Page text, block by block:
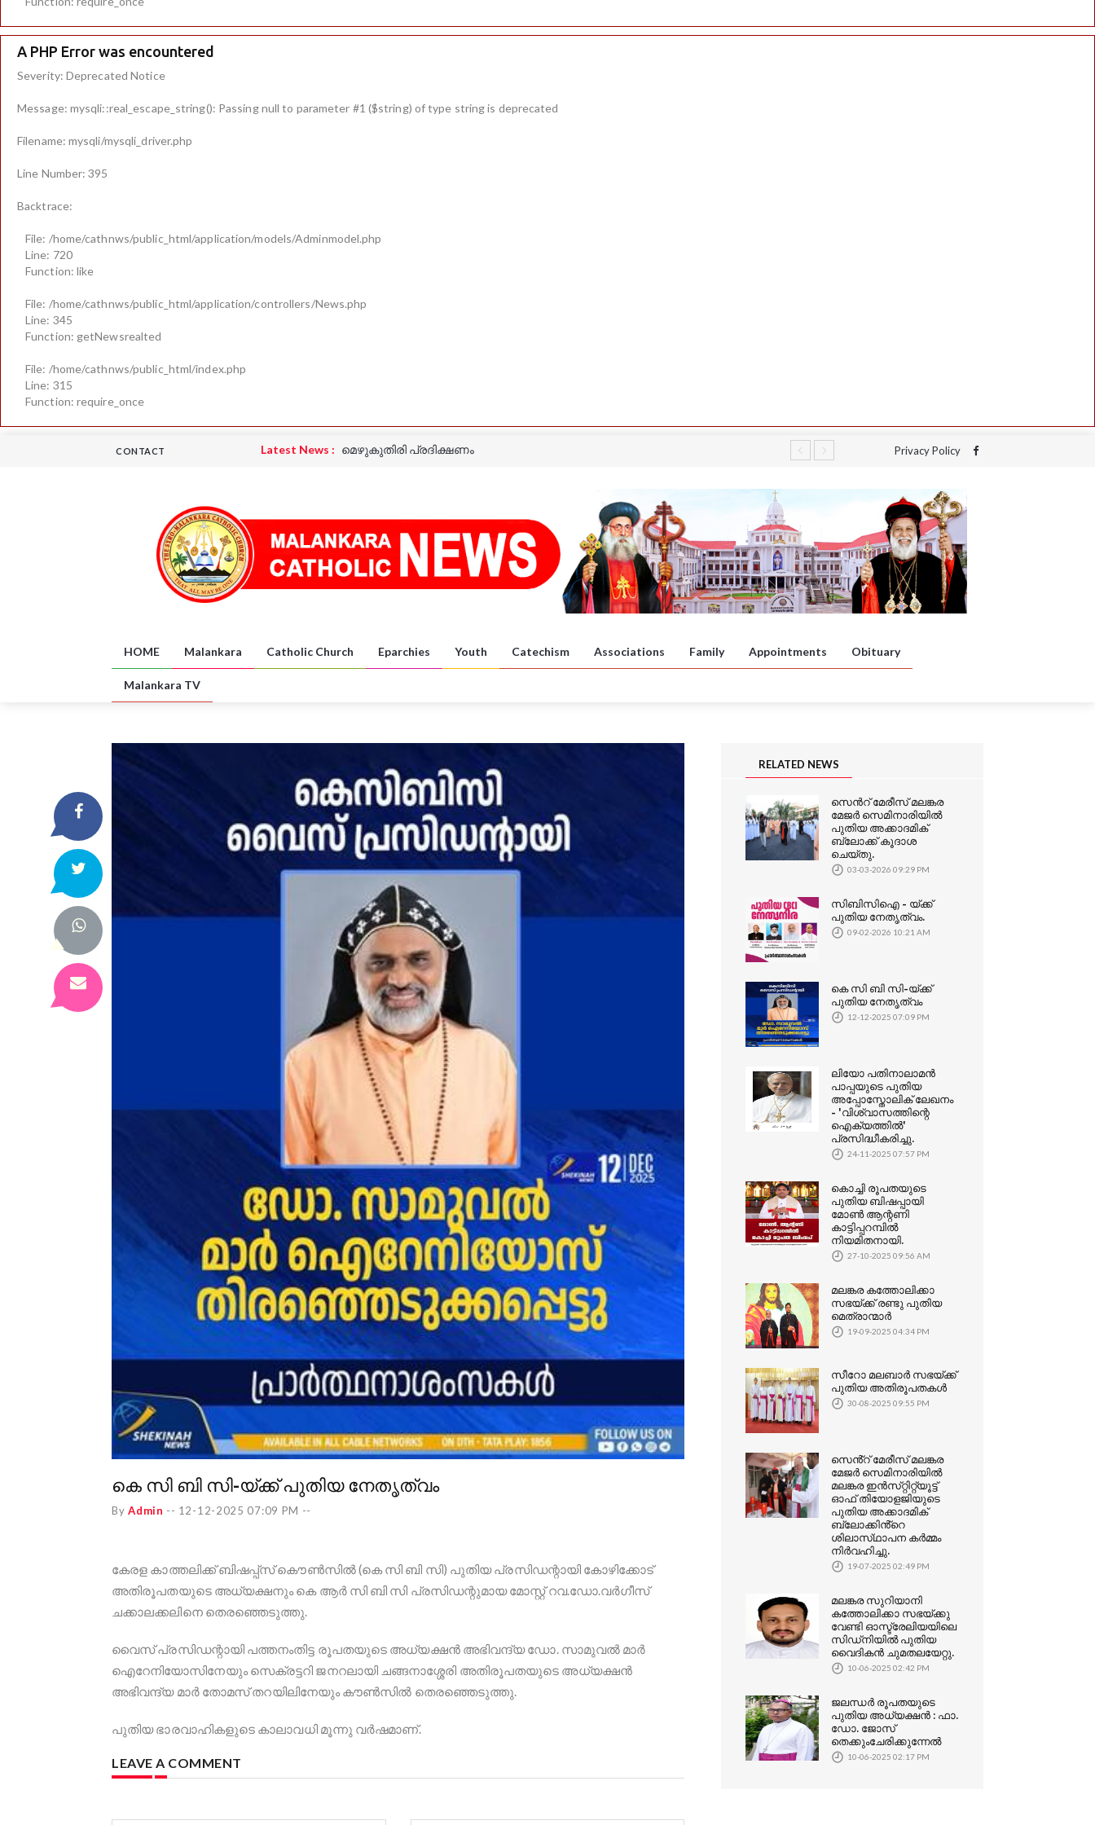
A PHP Error was encountered
Severity: Deprecated Notice
Message: mysqli::real_escape_string(): Passing null to parameter #1 ($string) of type string is deprecated
Filename: mysqli/mysqli_driver.php
Line Number: 395
Backtrace:
File: /home/cathnws/public_html/application/models/Adminmodel.php
Line: 720
Function: like
File: /home/cathnws/public_html/application/controllers/News.php
Line: 345
Function: getNewsrealted
File: /home/cathnws/public_html/index.php
Line: 315
Function: require_once
CONTACT Latest News : മെഴുകുതിരി പ്രദിക്ഷണം
ധന്യൻ മാർ ഈവാനിയോസ് പിതാവിന്റെ ഓർമ്മപ്പെരുന്നാൾ
Latest News : ധന്യൻ മാർ ഇവാനിയോസ് പിതാവിന്റെ 73 നാമത് ഓർമ്മപ്പെരുന്നാൾ
Privacy Policy
HOME Malankara Catholic Church Eparchies Youth Catechism Associations Family Appointments Obituary
Malankara TV
കെ സി ബി സി-യ്ക്ക് പുതിയ നേതൃത്വം
ByAdmin -- 12-12-2025 07:09 PM --
കേരള കാത്തലിക്ക് ബിഷപ്പ്സ് കൌൺസിൽ (കെ സി ബി സി) പുതിയ പ്രസിഡന്റായി കോഴിക്കോട്
അതിരൂപതയുടെ അധ്യക്ഷനും കെ ആർ സി ബി സി പ്രസിഡന്റുമായ മോസ്റ്റ് റവ.ഡോ.വർഗീസ്
ചക്കാലക്കലിനെ തെരഞ്ഞെടുത്തു.
വൈസ് പ്രസിഡന്റായി പത്തനംതിട്ട രൂപതയുടെ അധ്യക്ഷൻ അഭിവന്ദ്യ ഡോ. സാമുവൽ മാർ
ഐറേനിയോസിനേയും സെക്രട്ടറി ജനറലായി ചങ്ങനാശ്ശേരി അതിരൂപതയുടെ അധ്യക്ഷൻ
അഭിവന്ദ്യ മാർ തോമസ് തറയിലിനേയും കൗൺസിൽ തെരഞ്ഞെടുത്തു.
പുതിയ ഭാരവാഹികളുടെ കാലാവധി മൂന്നു വർഷമാണ്.
LEAVE A COMMENT
RELATED NEWS
സെൻറ് മേരീസ് മലങ്കര
മേജർ സെമിനാരിയിൽ
പുതിയ അക്കാദമിക്
ബ്ലോക്ക് കൂദാശ
ചെയ്തു.
03-03-2026 09:29 PM
സിബിസിഐ - യ്ക്ക്
പുതിയ നേതൃത്വം.
09-02-2026 10:21 AM
കെ സി ബി സി-യ്ക്ക്
പുതിയ നേതൃത്വം
12-12-2025 07:09 PM
ലിയോ പതിനാലാമൻ
പാപ്പയുടെ പുതിയ
അപ്പോസ്തോലിക് ലേഖനം
- 'വിശ്വാസത്തിന്റെ
ഐക്യത്തിൽ'
പ്രസിദ്ധീകരിച്ചു.
24-11-2025 07:57 PM
കൊച്ചി രൂപതയുടെ
പുതിയ ബിഷപ്പായി
മോൺ ആന്റണി
കാട്ടിപ്പറമ്പിൽ
നിയമിതനായി.
27-10-2025 09:56 AM
മലങ്കര കത്തോലിക്കാ
സഭയ്‌ക്ക്‌ രണ്ടു പുതിയ
മെത്രാന്മാർ
19-09-2025 04:34 PM
സീറോ മലബാര്‍ സഭയ്ക്ക്
പുതിയ അതിരൂപതകൾ
30-08-2025 09:55 PM
സെൻ്റ് മേരീസ് മലങ്കര
മേജർ സെമിനാരിയിൽ
മലങ്കര ഇൻസ്‌റ്റിറ്റ്യൂട്ട്
ഓഫ് തിയോളജിയുടെ
പുതിയ അക്കാദമിക്
ബ്ലോക്കിൻ്റെ
ശിലാസ്‌ഥാപന കർമ്മം
നിർവഹിച്ചു.
19-07-2025 02:49 PM
മലങ്കര സുറിയാനി
കത്തോലിക്കാ സഭയ്ക്കു
വേണ്ടി ഓസ്ട്രേലിയയിലെ
സിഡ്‌നിയിൽ പുതിയ
വൈദികൻ ചുമതലയേറ്റു.
10-06-2025 02:42 PM
ജലന്ധർ രൂപതയുടെ
പുതിയ അധ്യക്ഷൻ : ഫാ.
ഡോ. ജോസ്
തെക്കുംചേരിക്കുന്നേൽ
10-06-2025 02:17 PM